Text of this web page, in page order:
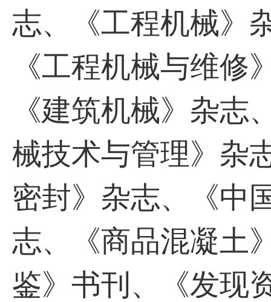
志、《工程机械》
《工程机械与维
《建筑机械》杂
械技术与管理》杂
密封》杂志、《中
志、《商品混凝土
鉴》书刊、《发现